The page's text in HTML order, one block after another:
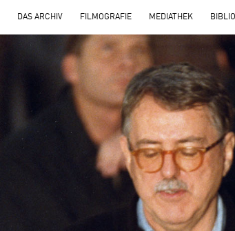
DAS ARCHIV FILMOGRAFIE MEDIATHEK